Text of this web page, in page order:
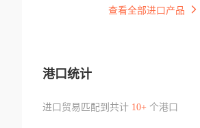
查看全部进口产品
港口统计
进口贸易匹配到共计 10+个港口